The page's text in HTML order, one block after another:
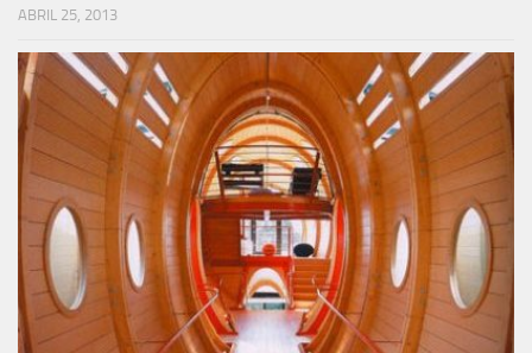
ABRIL 25, 2013